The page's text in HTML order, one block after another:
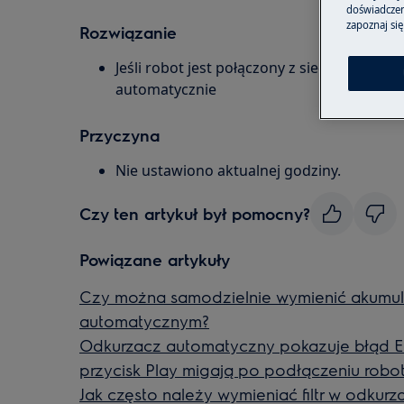
Rozwiązanie
Jeśli robot jest połączony z siecią Wi-Fi,
automatycznie
Przyczyna
Nie ustawiono aktualnej godziny.
Czy ten artykuł był pomocny?
Powiązane artykuły
Czy można samodzielnie wymienić
automatycznym?
Odkurzacz automatyczny pokazuje błąd
przycisk Play migają po podłączeniu
Jak często należy wymieniać filtr w
zapoznaj